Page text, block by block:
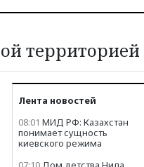
территорией
Лента новостей
08:01 МИД РФ: Казахстан
понимает сущность
киевского режима